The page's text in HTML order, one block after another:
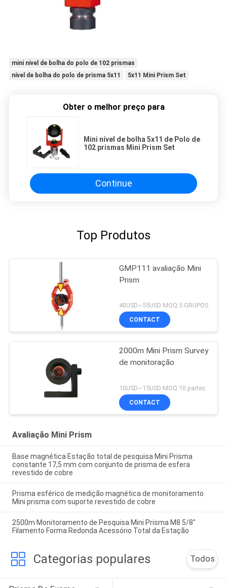
mini nível de bolha do polo de 102 prismas
nível de bolha do polo de prisma 5x11
5x11 Mini Prism Set
Obter o melhor preço para
Mini nível de bolha 5x11 de Polo de
102 prismas Mini Prism Set
Continue
Top Produtos
GMP111 avaliação Mini
Prism
40USD~55USD MOQ:5 GRUPOS
CONTACT
2000m Mini Prism Survey
de monitoração
10USD~15USD MOQ:10 partes
CONTACT
Avaliação Mini Prism
Base magnética Estação total de pesquisa Mini Prisma
constante 17,5 mm com conjunto de prisma de esfera
revestido de cobre
Prisma esférico de medição magnética de monitoramento
Mini prisma com suporte revestido de cobre
2500m Monitoramento de Pesquisa Mini Prisma M8 5/8"
Filamento Forma Redonda Acessório Total da Estação
Categorias populares Todos